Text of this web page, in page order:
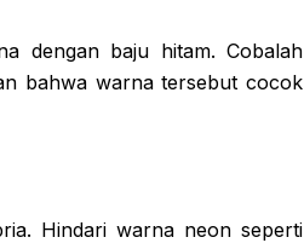
dengan baju hitam. Cobalah
bahwa warna tersebut cocok
Hindari warna neon seperti